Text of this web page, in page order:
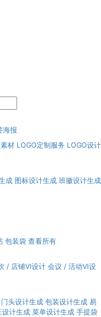
海报
材 LOGO定制服务 LOGO设计
成 图标设计生成 班徽设计生成
包装袋 查看所有
/ 店铺VI设计 会议 / 活动VI设
门头设计生成 包装设计生成 易
设计生成 菜单设计生成 手提袋